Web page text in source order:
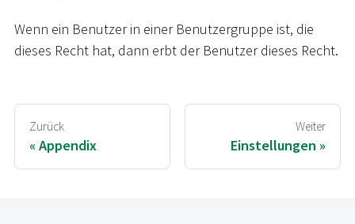
Wenn ein Benutzer in einer Benutzergruppe ist, die
dieses Recht hat, dann erbt der Benutzer dieses Recht.
Zurück
Appendix
Weiter
Einstellungen